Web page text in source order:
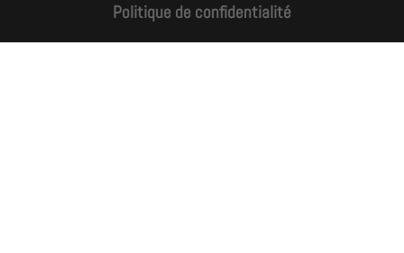
Politique de confidentialité